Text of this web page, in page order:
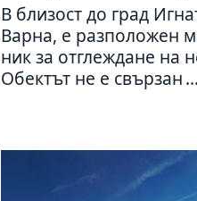
В бли­зост до град
Варна, е раз­по­ло­жен
ник за отг­леж­дане на
Обектът не е свър­зан ...